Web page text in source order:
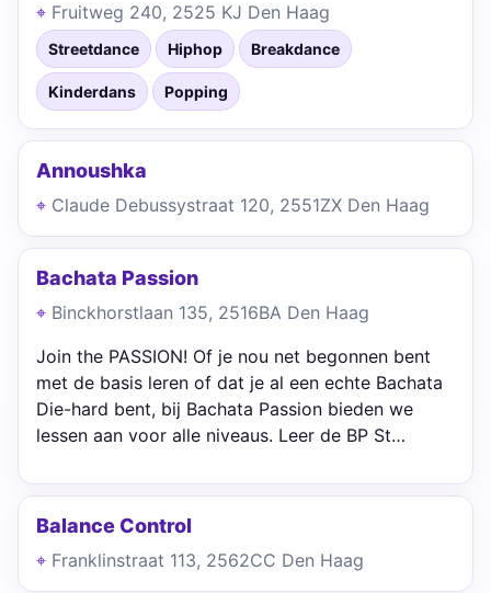
Fruitweg 240, 2525 KJ Den Haag
Streetdance Hiphop Breakdance
Kinderdans Popping
Annoushka
Claude Debussystraat 120, 2551ZX Den Haag
Bachata Passion
Binckhorstlaan 135, 2516BA Den Haag
Join the PASSION! Of je nou net begonnen bent
met de basis leren of dat je al een echte Bachata
Die-hard bent, bij Bachata Passion bieden we
lessen aan voor alle niveaus. Leer de BP St…
Balance Control
Franklinstraat 113, 2562CC Den Haag